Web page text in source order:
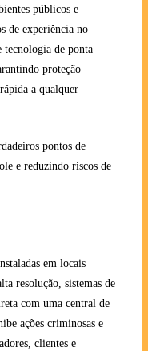
públicos e
de experiência no
tecnologia de ponta
proteção
a qualquer
pontos de
e reduzindo riscos de
em locais
resolução, sistemas de
com uma central de
ações criminosas e
clientes e